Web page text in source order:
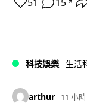
↗
科技娛樂 生活
arthur 11 小時